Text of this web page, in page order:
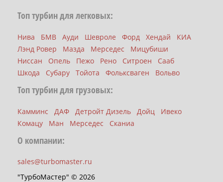
Топ турбин для легковых:
Нива БМВ Ауди Шевроле Форд Хендай
КИА
Лэнд Ровер
Мазда Мерседес
Мицубиши
Ниссан
Опель Пежо Рено Ситроен
Сааб
Шкода
Субару Тойота Фольксваген Вольво
Топ турбин для грузовых:
Камминс ДАФ Детройт Дизель Дойц
Ивеко
Комацу
Ман Мерседес Сканиа
О компании:
sales@turbomaster.ru
"ТурбоМастер" © 2026